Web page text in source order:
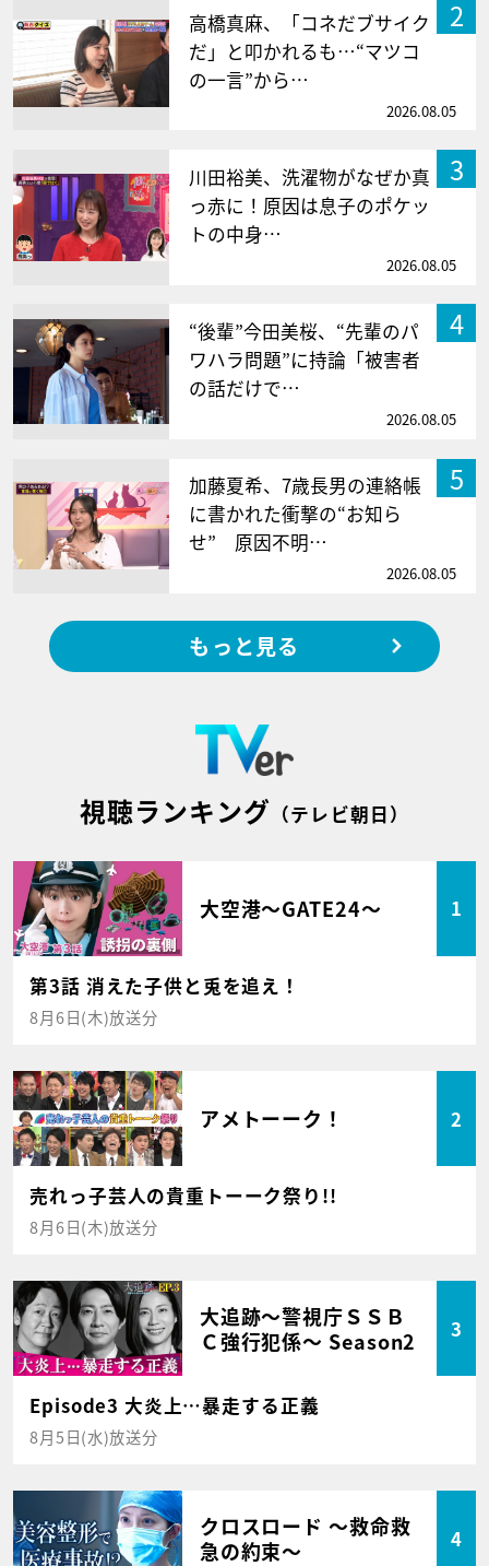
2
高橋真麻、「コネだブサイク
だ」と叩かれるも…“マツコ
の一言”から…
2026.08.05
3
川田裕美、洗濯物がなぜか真
っ赤に！原因は息子のポケッ
トの中身…
2026.08.05
4
“後輩”今田美桜、“先輩のパ
ワハラ問題”に持論「被害者
の話だけで…
2026.08.05
5
加藤夏希、7歳長男の連絡帳
に書かれた衝撃の“お知ら
せ” 原因不明…
2026.08.05
もっと見る
視聴ランキング （テレビ朝日）
大空港～GATE24～ 1
第3話 消えた子供と兎を追え！
8月6日(木)放送分
アメトーーク！ 2
売れっ子芸人の貴重トーーク祭り!!
8月6日(木)放送分
大追跡～警視庁ＳＳＢ
Ｃ強行犯係～ Season2
3
Episode3 大炎上…暴走する正義
8月5日(水)放送分
クロスロード ～救命救
急の約束～
4